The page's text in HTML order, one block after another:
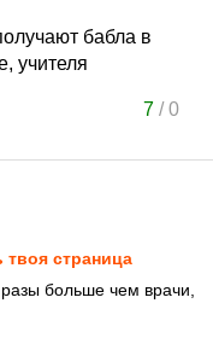
бабла в
учителя
7/0
твоя страница
больше чем врачи,